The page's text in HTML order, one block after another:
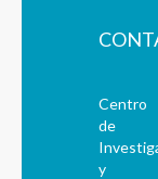
Centro
de
y